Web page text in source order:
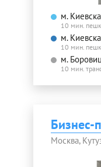
м.
10 мин.
м.
10 мин.
м.
10 мин.
Бизнес-
Москва,